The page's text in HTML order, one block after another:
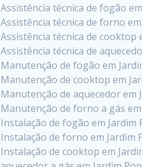
Assistência técnica de fogão
Assistência técnica de forno
Assistência técnica de cooktop
Assistência técnica de
Manutenção de fogão em
Manutenção de cooktop em
Manutenção de aquecedor em
Manutenção de forno a gás
Instalação de fogão em Jardim
Instalação de forno em Jardim
Instalação de cooktop em